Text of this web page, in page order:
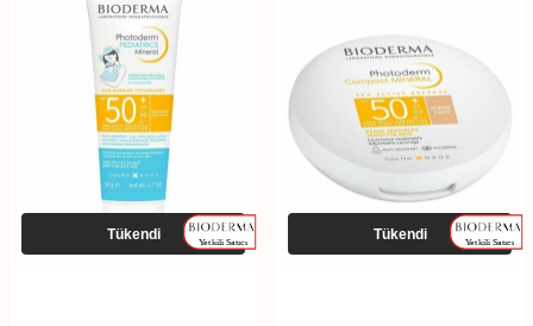
Tükendi Tükendi